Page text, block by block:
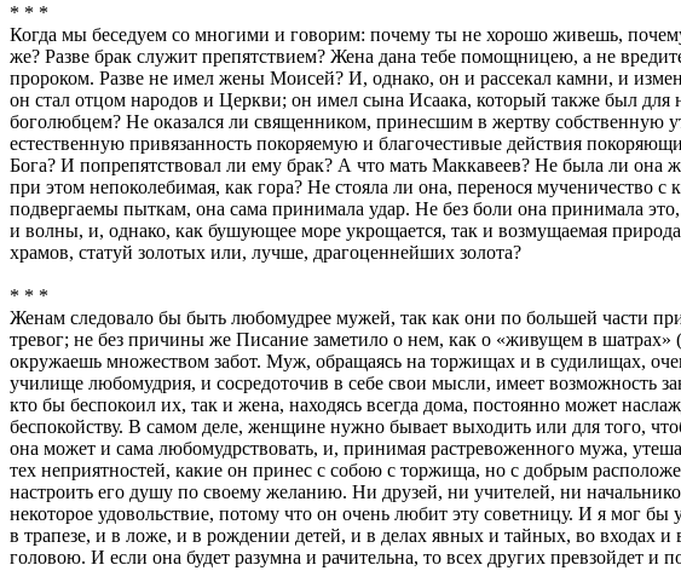
* * *
Когда мы беседуем со многими и говорим: почему ты не хорошо живешь,
же? Разве брак служит препятствием? Жена дана тебе помощницею, а не
пророком. Разве не имел жены Моисей? И, однако, он и рассекал камни, и
он стал отцом народов и Церкви; он имел сына Исаака, который также был
боголюбцем? Не оказался ли священником, принесшим в жертву собственную
естественную привязанность покоряемую и благочестивые действия
Бога? И попрепятствовал ли ему брак? А что мать Маккавеев? Не была ли
при этом непоколебимая, как гора? Не стояла ли она, перенося мученичество
подвергаемы пыткам, она сама принимала удар. Не без боли она принимала
и волны, и, однако, как бушующее море укрощается, так и возмущаемая
храмов, статуй золотых или, лучше, драгоценнейших золота?
* * *
Женам следовало бы быть любомудрее мужей, так как они по большей части
тревог; не без причины же Писание заметило о нем, как о «живущем в
окружаешь множеством забот. Муж, обращаясь на торжищах и в судилищах,
училище любомудрия, и сосредоточив в себе свои мысли, имеет
кто бы беспокоил их, так и жена, находясь всегда дома, постоянно может
беспокойству. В самом деле, женщине нужно бывает выходить или для того,
она может и сама любомудрствовать, и, принимая растревоженного мужа,
тех неприятностей, какие он принес с собою с торжища, но с добрым
настроить его душу по своему желанию. Ни друзей, ни учителей, ни
некоторое удовольствие, потому что он очень любит эту советницу. И я мог
в трапезе, и в ложе, и в рождении детей, и в делах явных и тайных, во входах
головою. И если она будет разумна и рачительна, то всех других превзойдет и